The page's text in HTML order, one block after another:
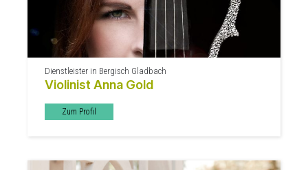
Dienstleister in Bergisch Gladbach
Violinist Anna Gold
Zum Profil